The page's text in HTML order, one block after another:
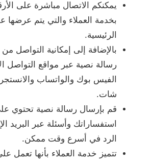
يمكنكم الاتصال مباشرة على
بخدمة العملاء والتي يتم عرضها
الرئيسية.
بالإضافة إلى إمكانية التواصل
رسالة نصية عبر مواقع التواصل
الفيس بوك والواتساب
شات.
قم بإرسال رسالة نصية تحتوي
استفساراتك وأسئلة عبر البريد
الرد في أسرع وقت ممكن.
تتميز خدمة العملاء بأنها تعمل